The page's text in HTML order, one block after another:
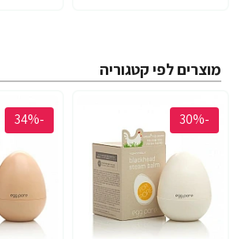
מוצרים לפי קטגוריה
-30%
-34%